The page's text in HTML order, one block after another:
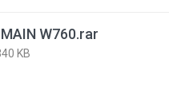
W760.rar
KB